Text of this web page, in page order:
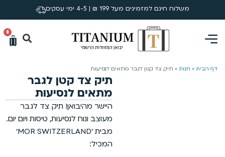
משלוח חינם למזמינים מעל 199 ₪ | 4-5 ימי עסקים
0
דף הבית » חנות » תיק צד קטן לגבר מתאים לנסיעות
תיק צד קטן לגבר
מתאים לנסיעות
היישר מהיבואן! תיק צד לגבר
מעוצב ונוח לנסיעות, טיסות ויום יום.
מבית ׳MOR SWITZERLAND׳
המכיל: